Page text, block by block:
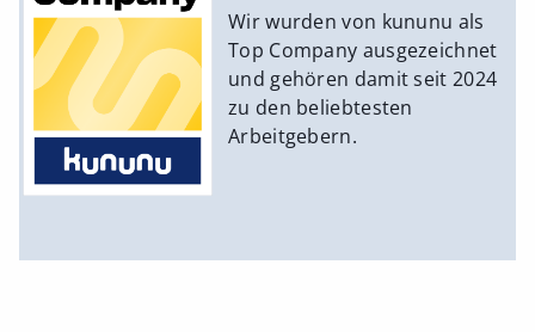
Wir wurden von kununu als
Top Company ausgezeichnet
und gehören damit seit 2024
zu den beliebtesten
Arbeitgebern.